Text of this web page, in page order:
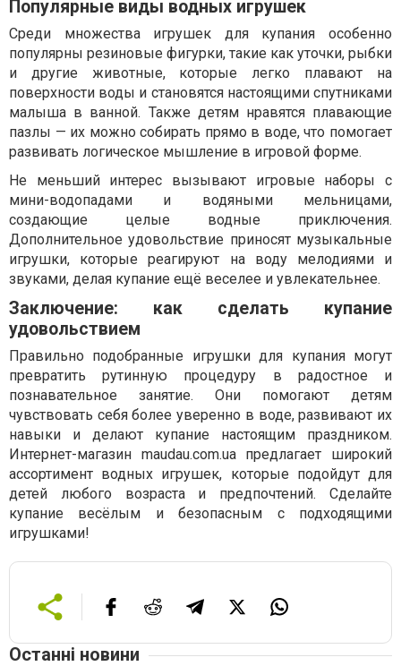
Популярные виды водных игрушек
Среди множества игрушек для купания особенно
популярны резиновые фигурки, такие как уточки, рыбки
и другие животные, которые легко плавают на
поверхности воды и становятся настоящими спутниками
малыша в ванной. Также детям нравятся плавающие
пазлы — их можно собирать прямо в воде, что помогает
развивать логическое мышление в игровой форме.
Не меньший интерес вызывают игровые наборы с
мини-водопадами и водяными мельницами,
создающие целые водные приключения.
Дополнительное удовольствие приносят музыкальные
игрушки, которые реагируют на воду мелодиями и
звуками, делая купание ещё веселее и увлекательнее.
Заключение: как сделать купание
удовольствием
Правильно подобранные игрушки для купания могут
превратить рутинную процедуру в радостное и
познавательное занятие. Они помогают детям
чувствовать себя более уверенно в воде, развивают их
навыки и делают купание настоящим праздником.
Интернет-магазин maudau.com.ua предлагает широкий
ассортимент водных игрушек, которые подойдут для
детей любого возраста и предпочтений. Сделайте
купание весёлым и безопасным с подходящими
игрушками!
Останні новини